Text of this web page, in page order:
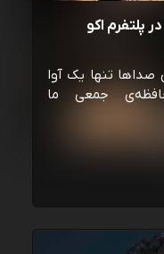
پلتفرم اکو
صداها تنها یک آوا
جمعی ما